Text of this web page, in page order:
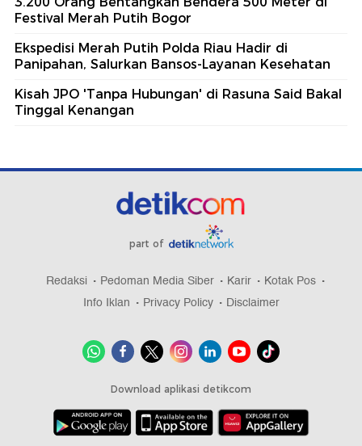
Festival Merah Putih Bogor
Ekspedisi Merah Putih Polda Riau Hadir di
Panipahan, Salurkan Bansos-Layanan Kesehatan
Kisah JPO 'Tanpa Hubungan' di Rasuna Said Bakal
Tinggal Kenangan
part of
Redaksi Pedoman Media Siber Karir
Kotak Pos
Info Iklan
Privacy Policy Disclaimer
Download aplikasi detikcom